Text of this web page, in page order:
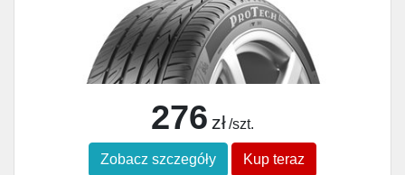
276 zł /szt.
Zobacz szczegóły Kup teraz